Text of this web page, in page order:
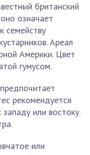
британский
означает
семейству
Ареал
Америки. Цвет
гумусом.
рекомендуется
или востоку.
или